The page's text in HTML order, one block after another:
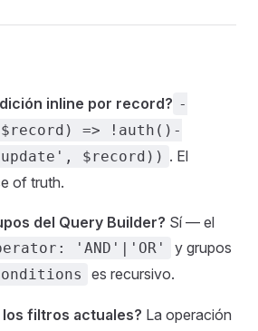
inline por record? -
=> !auth()-
$record)) . El
of truth.
del Query Builder? Sí — el
'AND'|'OR'
y grupos
es recursivo.
filtros actuales? La operación